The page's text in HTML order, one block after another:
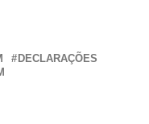
DECLARAÇÕES